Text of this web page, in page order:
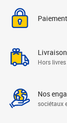
Hors
Nos
sociétaux